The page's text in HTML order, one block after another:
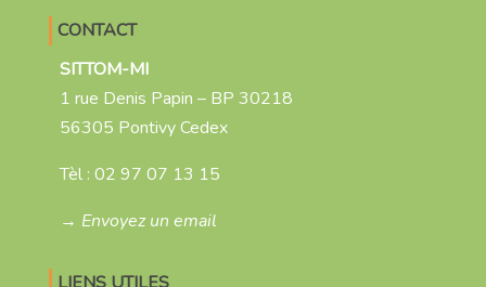
CONTACT
SITTOM-MI
1 rue Denis Papin – BP 30218
56305 Pontivy Cedex
Tèl : 02 97 07 13 15
→ Envoyez un email
LIENS UTILES